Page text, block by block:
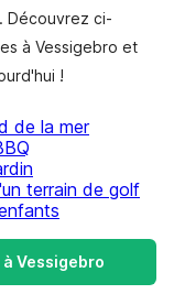
Découvrez ci-
à Vessigebro et
!
de la mer
terrain de golf
Vessigebro